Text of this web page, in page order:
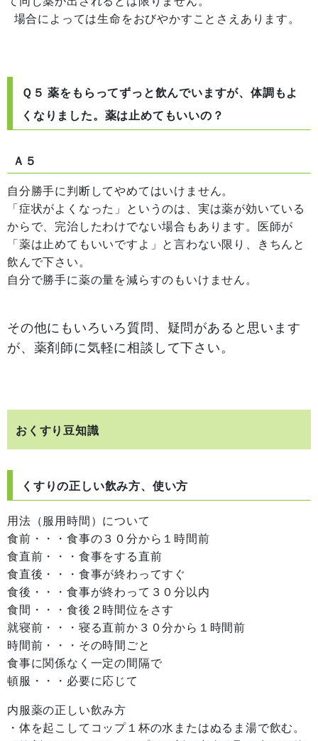
場合によっては生命をおびやかすことさえあります。
Ｑ５ 薬をもらってずっと飲んでいますが、体調もよ
くなりました。薬は止めてもいいの？
Ａ５
自分勝手に判断してやめてはいけません。
「症状がよくなった」というのは、実は薬が効いている
からで、完治したわけでない場合もあります。医師が
「薬は止めてもいいですよ」と言わない限り、きちんと
飲んで下さい。
自分で勝手に薬の量を減らすのもいけません。
その他にもいろいろ質問、疑問があると思います
が、薬剤師に気軽に相談して下さい。
おくすり豆知識
くすりの正しい飲み方、使い方
用法（服用時間）について
食前・・・食事の３０分から１時間前
食直前・・・食事をする直前
食直後・・・食事が終わってすぐ
食後・・・食事が終わって３０分以内
食間・・・食後２時間位をさす
就寝前・・・寝る直前か３０分から１時間前
時間前・・・その時間ごと
食事に関係なく一定の間隔で
頓服・・・必要に応じて
内服薬の正しい飲み方
・体を起こしてコップ１杯の水またはぬるま湯で飲む。